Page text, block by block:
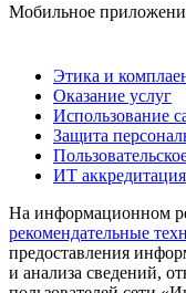
Мобильное
Этика и
Оказание услуг
Использование
Защита
ИТ аккредитация
На информационном
рекомендательные
предоставления
и анализа сведений,